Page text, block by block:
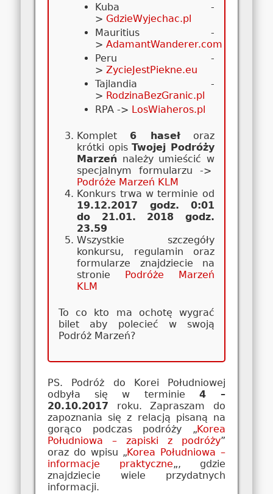
Kuba -
> GdzieWyjechac.pl
Mauritius -
>AdamantWanderer.com
Peru -
>ZycieJestPiekne.eu
Tajlandia -
> RodzinaBezGranic.pl
RPA -> LosWiaheros.pl
Komplet 6 hasełoraz
krótki opisTwojej Podróży
Marzeń należy umieścić w
specjalnym formularzu ->
Podróże Marzeń KLM
Konkurs trwa w terminie od
19.12.2017 godz. 0:01
do 21.01. 2018 godz.
23.59
Wszystkie szczegóły
konkursu, regulamin oraz
formularze znajdziecie na
stronie
Podróże Marzeń
KLM
To co kto ma ochotę wygrać
bilet aby polecieć w swoją
Podróż Marzeń?
PS. Podróż do Korei Południowej
odbyła się w terminie 4 –
20.10.2017 roku. Zapraszam do
zapoznania się z relacją pisaną na
gorąco podczas podróży „Korea
Południowa – zapiski z podróży”
oraz do wpisu „Korea Południowa –
informacje praktyczne„, gdzie
znajdziecie wiele przydatnych
informacji.